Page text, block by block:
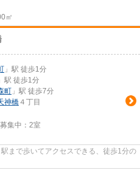
㎡
」駅 徒歩1分
」駅 徒歩1分
町 」駅 徒歩7分
神橋 ４丁目
集中： 2室
まで歩いてアクセスできる、徒歩1分の